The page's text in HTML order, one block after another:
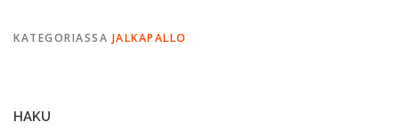
KATEGORIASSA JALKAPALLO
HAKU